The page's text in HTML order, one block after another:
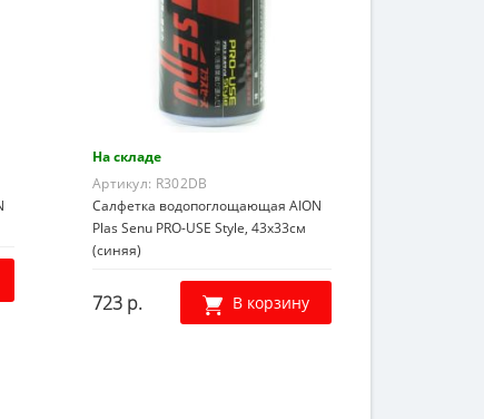
На складе
Артикул: R302DB
Салфетка водопоглощающая AION
Plas Senu PRO-USE Style, 43х33см
(синяя)
723 р. В корзину